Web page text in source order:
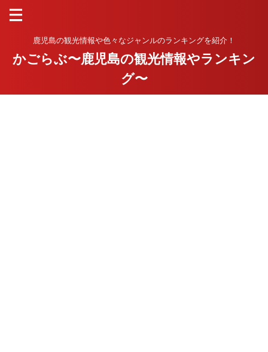
鹿児島の観光情報や色々なジャンルのランキングを紹介！
かごらぶ〜鹿児島の観光情報やランキン
グ〜